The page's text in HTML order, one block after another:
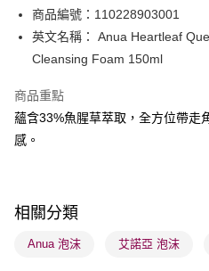
PayMe
WeChat Pay
送貨方式
順豐自助櫃 - 確認發貨後1-3個工作
順豐站及營業點 - 確認發貨後1-3個
商品編號：110228903001
英文名稱： Anua Heartleaf
Cleansing Foam 150ml
商品重點
蘊含33%魚腥草萃取，全方位帶走
感。
相關分類
Anua 泡沫 艾諾亞 泡沫